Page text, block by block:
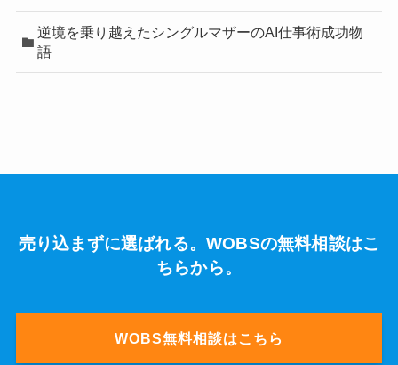
逆境を乗り越えたシングルマザーのAI仕事術成功物
語
売り込まずに選ばれる。WOBSの無料相談はこ
ちらから。
WOBS無料相談はこちら